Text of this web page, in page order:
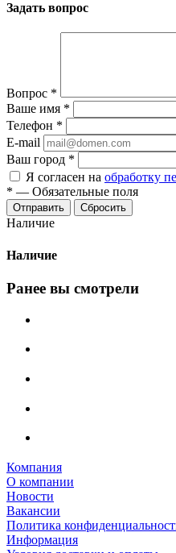
Задать вопрос
Вопрос *
Ваше имя *
Телефон *
E-mail
Ваш город *
Я согласен на обработку
* — Обязательные поля
Сбросить
Наличие
Наличие
Ранее вы смотрели
Компания
О компании
Новости
Вакансии
Политика
Информация